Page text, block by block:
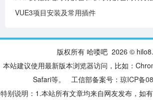
VUE3项目安装及常用插件
版权所有 哈喽吧 2026 ©
本站建议使用最新版本浏览器访问，比如：
Safari等。 工信部备案号： 琼ICP备
特别说明：1.本站所有文章均来自网友发布，如